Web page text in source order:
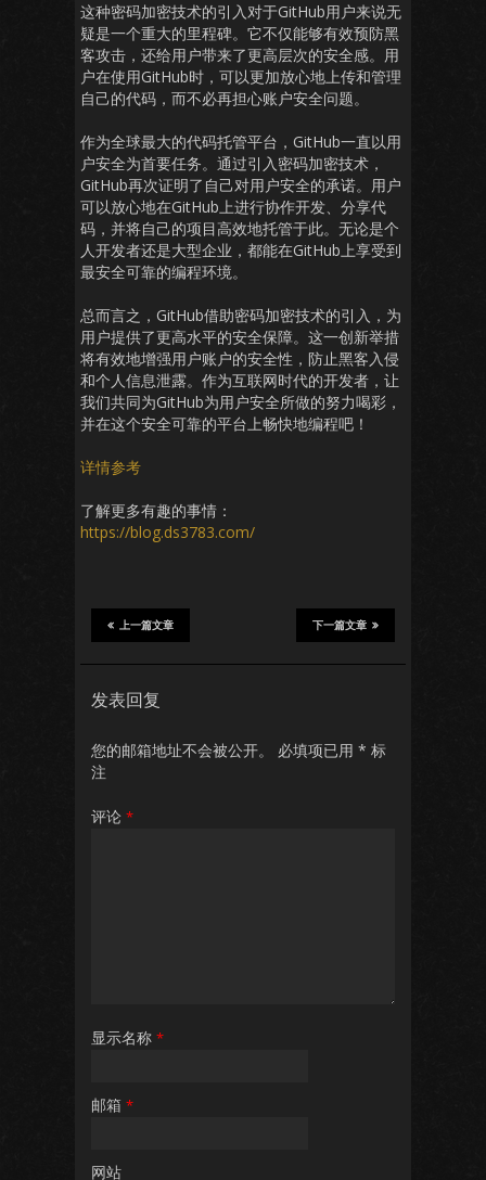
这种密码加密技术的引入对于GitHub用户来说无
疑是一个重大的里程碑。它不仅能够有效预防黑
客攻击，还给用户带来了更高层次的安全感。用
户在使用GitHub时，可以更加放心地上传和管理
自己的代码，而不必再担心账户安全问题。
作为全球最大的代码托管平台，GitHub一直以用
户安全为首要任务。通过引入密码加密技术，
GitHub再次证明了自己对用户安全的承诺。用户
可以放心地在GitHub上进行协作开发、分享代
码，并将自己的项目高效地托管于此。无论是个
人开发者还是大型企业，都能在GitHub上享受到
最安全可靠的编程环境。
总而言之，GitHub借助密码加密技术的引入，为
用户提供了更高水平的安全保障。这一创新举措
将有效地增强用户账户的安全性，防止黑客入侵
和个人信息泄露。作为互联网时代的开发者，让
我们共同为GitHub为用户安全所做的努力喝彩，
并在这个安全可靠的平台上畅快地编程吧！
详情参考
了解更多有趣的事情：
https://blog.ds3783.com/
下一篇文章
上一篇文章
发表回复
您的邮箱地址不会被公开。 必填项已用 * 标
注
评论 *
显示名称 *
邮箱 *
网站